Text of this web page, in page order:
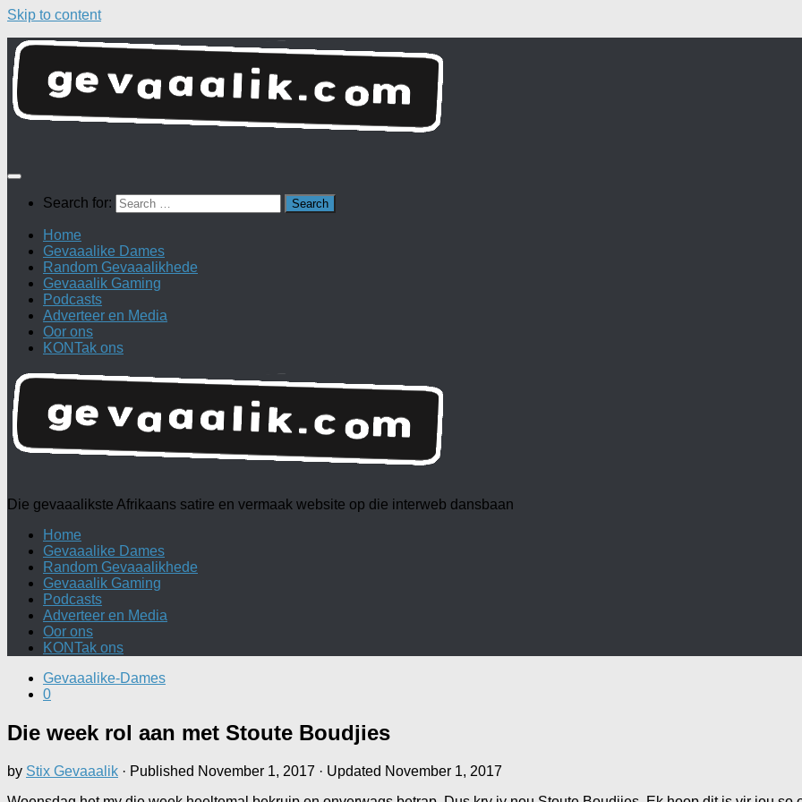
Skip to content
Search for:
Home
Gevaaalike Dames
Random Gevaaalikhede
Gevaaalik Gaming
Podcasts
Adverteer en Media
Oor ons
KONTak ons
Die gevaaalikste Afrikaans satire en vermaak website op die interweb dansbaan
Home
Gevaaalike Dames
Random Gevaaalikhede
Gevaaalik Gaming
Podcasts
Adverteer en Media
Oor ons
KONTak ons
Gevaaalike-Dames
0
Die week rol aan met Stoute Boudjies
by Stix Gevaaalik · Published November 1, 2017 · Updated November 1, 2017